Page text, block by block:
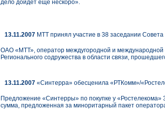
дело дойдет еще нескоро».
13.11.2007 МТТ принял участие в 38 заседании
ОАО «МТТ», оператор междугородной и международной
Регионального содружества в области связи,
13.11.2007 «Синтерра» обесценила «РТКомм»/
Предложение «Синтерры» по покупке у «Ростелекома»
сумма, предложенная за миноритарный пакет